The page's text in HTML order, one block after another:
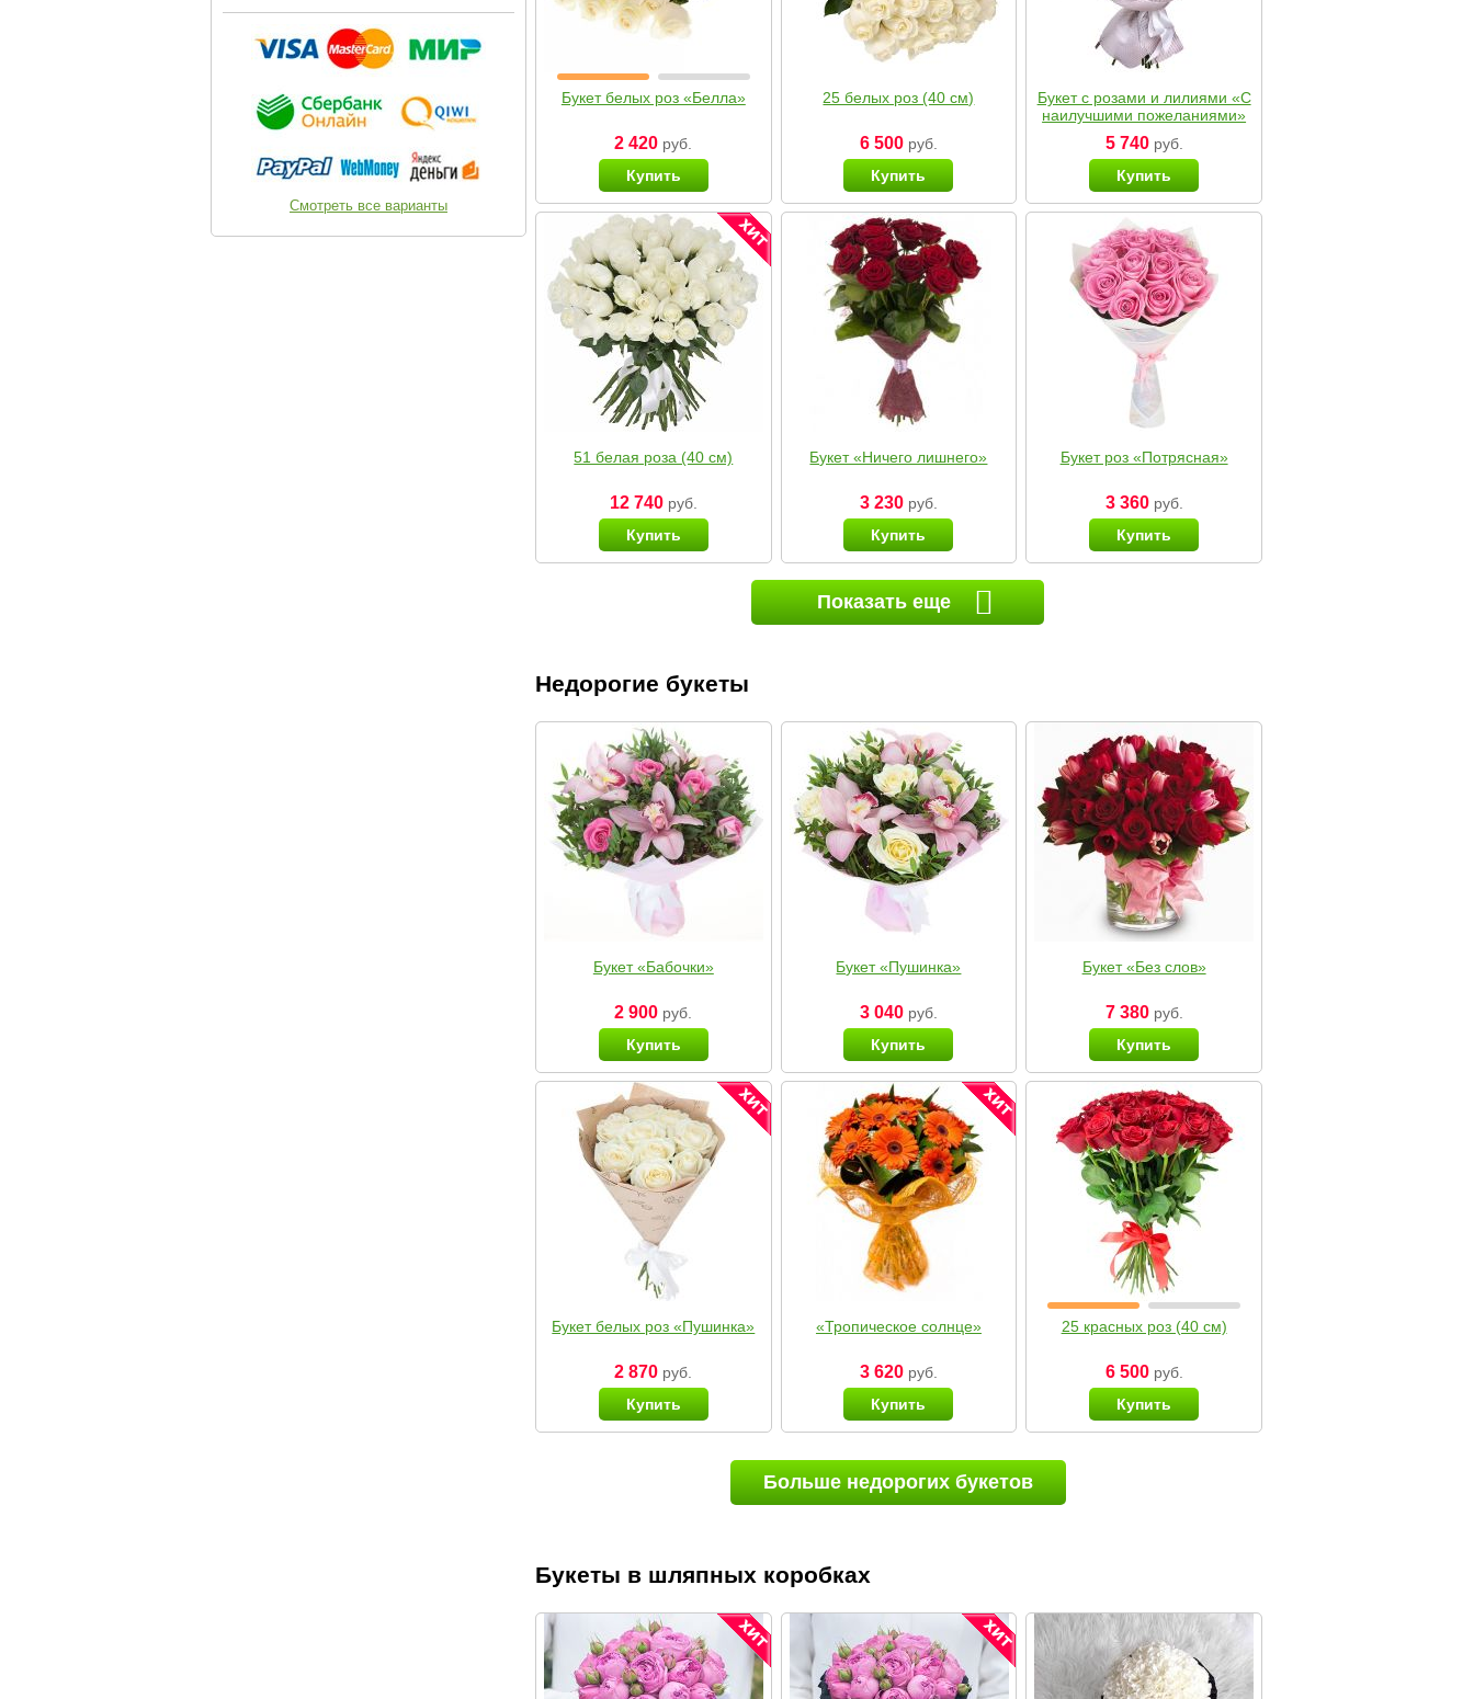
Смотреть все варианты
Букет белых роз «Белла»
2 420 руб.
Купить
25 белых роз (40 см)
6 500руб.
Купить
Букет с розами и лилиями «С
наилучшими пожеланиями»
5 740руб.
Купить
51 белая роза (40 см)
12 740руб.
Купить
Букет «Ничего лишнего»
3 230руб.
Купить
Букет роз «Потрясная»
3 360руб.
Купить
Показать еще
Недорогие букеты
Букет «Бабочки»
2 900 руб.
Купить
Букет «Пушинка»
3 040руб.
Купить
Букет «Без слов»
7 380руб.
Купить
Букет белых роз «Пушинка»
2 870 руб.
Купить
«Тропическое солнце»
3 620руб.
Купить
25 красных роз (40 см)
6 500руб.
Купить
Больше недорогих букетов
Букеты в шляпных коробках